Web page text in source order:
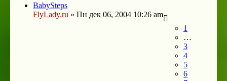
BabySteps
FlyLady.ru » Пн дек 06, 2004 10:26 am
1
…
3
4
5
6